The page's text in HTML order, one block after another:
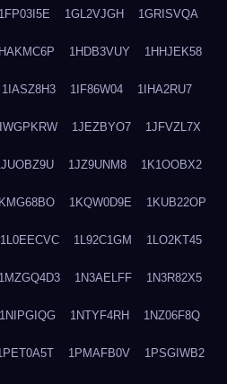
1FP03I5E 1GL2VJGH 1GRISVQA
1HDB3VUY 1HHJEK58
1IASZ8H3 1IF86W04 1IHA2RU7
1JEZBYO7 1JFVZL7X
1JZ9UNM8 1K1OOBX2
1KQW0D9E 1KUB22OP
1L0EECVC 1L92C1GM 1LO2KT45
1MZGQ4D3 1N3AELFF 1N3R82X5
1NIPGIQG 1NTYF4RH 1NZ06F8Q
1PMAFB0V 1PSGIWB2